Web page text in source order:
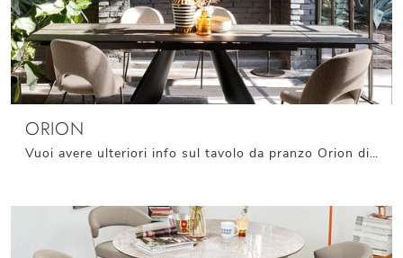
ORION
Vuoi avere ulteriori info sul tavolo da pranzo Orion di Connubia? Clicca e scopri di più sui modelli allungabili della firma.